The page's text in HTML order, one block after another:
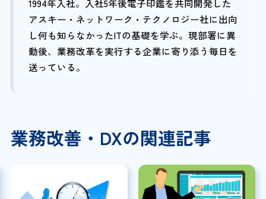
1994年入社。入社5年後電子印鑑を共同開発した
アスキー・ネットワーク・テクノロジー社に出向
し何も知らなかったITの基礎を学ぶ。現部署に異
動後、業務改革を実行する企業に寄り添う毎日を
送っている。
業務改善・DXの関連記事